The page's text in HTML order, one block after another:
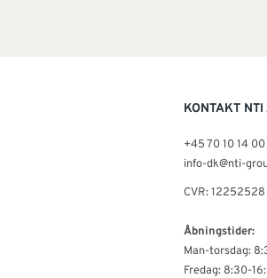
KONTAKT
+45 70 10 14 00
info-dk@nti-
CVR: 12252528
Åbningstider:
Man-torsdag:
Fredag: 8:30-